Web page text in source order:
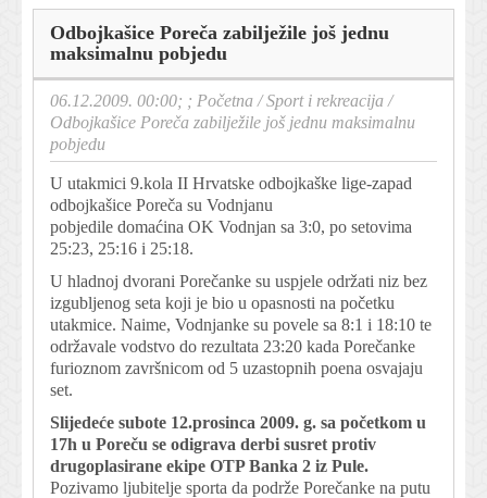
Odbojkašice Poreča zabilježile još jednu
maksimalnu pobjedu
06.12.2009. 00:00; ; Početna /Sport i rekreacija /
Odbojkašice Poreča zabilježile još jednu maksimalnu
pobjedu
U utakmici 9.kola II Hrvatske odbojkaške lige-zapad
odbojkašice Poreča su Vodnjanu
pobjedile domaćina OK Vodnjan sa 3:0, po setovima
25:23, 25:16 i 25:18.
U hladnoj dvorani Porečanke su uspjele održati niz bez
izgubljenog seta koji je bio u opasnosti na početku
utakmice. Naime, Vodnjanke su povele sa 8:1 i 18:10 te
održavale vodstvo do rezultata 23:20 kada Porečanke
furioznom završnicom od 5 uzastopnih poena osvajaju
set.
Slijedeće subote 12.prosinca 2009. g. sa početkom u
17h u Poreču se odigrava derbi susret protiv
drugoplasirane ekipe OTP Banka 2 iz Pule.
Pozivamo ljubitelje sporta da podrže Porečanke na putu